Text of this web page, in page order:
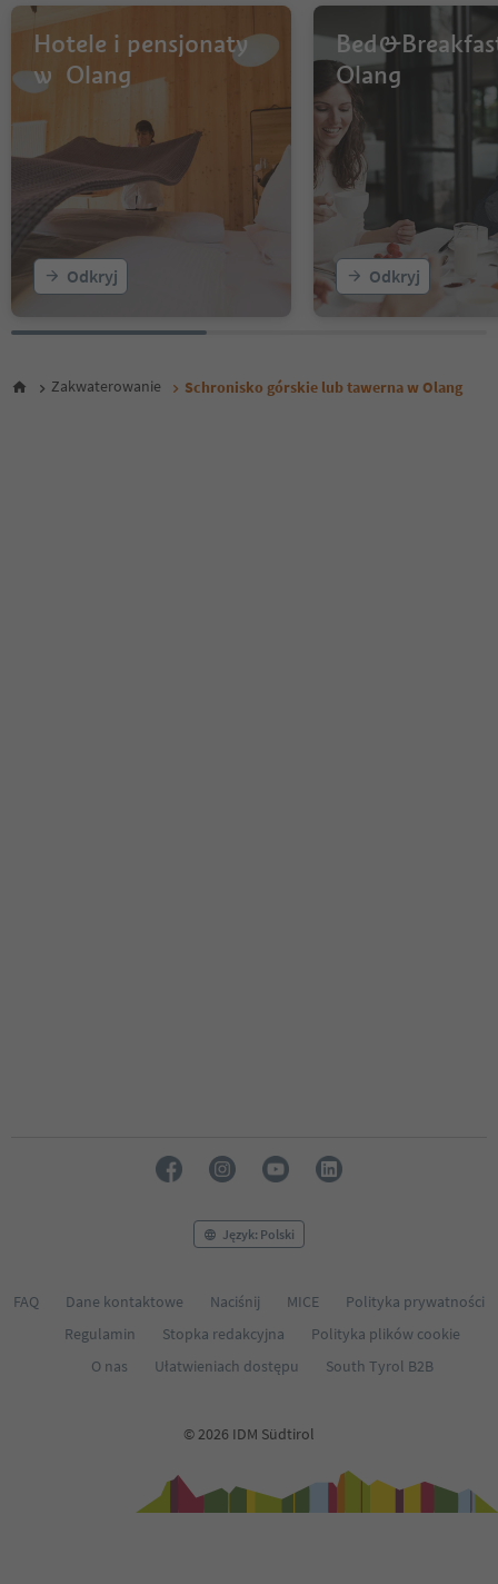
Hotele i pensjonaty
w Olang
Odkryj
Olang
Odkryj
Zakwaterowanie Schronisko górskie lub tawerna w Olang
Język: Polski
FAQ Dane kontaktowe Naciśnij MICE
Polityka prywatności
Regulamin
Stopka redakcyjna
Polityka plików cookie
O nas
Ułatwieniach dostępu South Tyrol B2B
© 2026 IDM Südtirol